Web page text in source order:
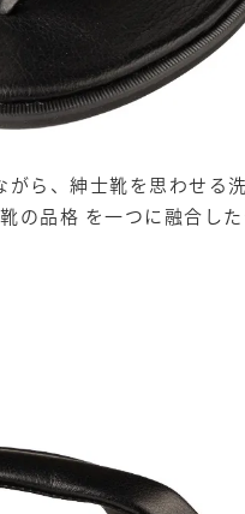
ら、紳士靴を思わせる
の品格 を一つに融合し